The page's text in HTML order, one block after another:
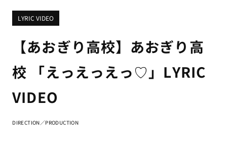
LYRIC VIDEO
【あおぎり高校】あおぎり高
校 「えっえっえっ♡」LYRIC
VIDEO
DIRECTION／PRODUCTION